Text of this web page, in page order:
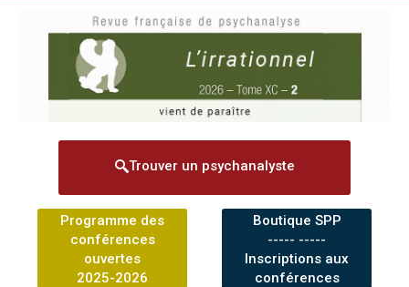
Trouver un psychanalyste
Programme des
conférences
ouvertes
2025-2026
Boutique SPP
----- -----
Inscriptions aux
conférences